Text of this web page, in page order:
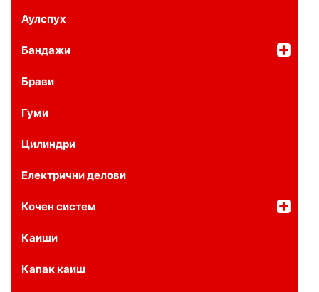
Аулспух
Бандажи
Брави
Гуми
Цилиндри
Електрични делови
Кочен систем
Каиши
Капак каиш